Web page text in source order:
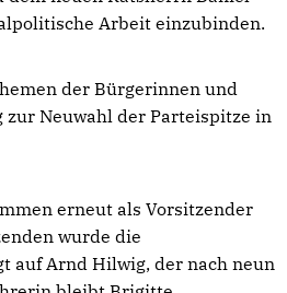
Arbeit einzubinden.
der Bürgerinnen und
zur Neuwahl der Parteispitze in
erneut als Vorsitzender
wurde die
auf Arnd Hilwig, der nach neun